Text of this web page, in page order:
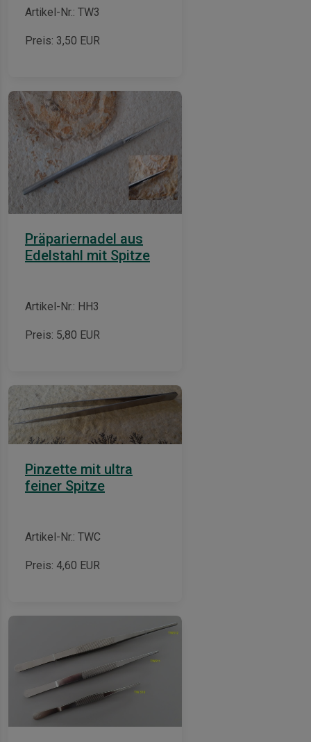
Artikel-Nr.: TW3
Preis: 3,50 EUR
Präpariernadel aus
Edelstahl mit Spitze
Artikel-Nr.: HH3
Preis: 5,80 EUR
Pinzette mit ultra
feiner Spitze
Artikel-Nr.: TWC
Preis: 4,60 EUR